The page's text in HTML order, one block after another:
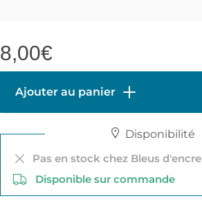
8,00€
Ajouter au panier
Disponibilité
Pas en stock chez Bleus d'encre
Disponible sur commande